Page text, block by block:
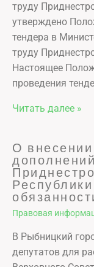
труду
утверждено
тендера в
труду
Настоящее
проведения
Читать далее »
О
Правовая
В Рыбницкий
депутатов для